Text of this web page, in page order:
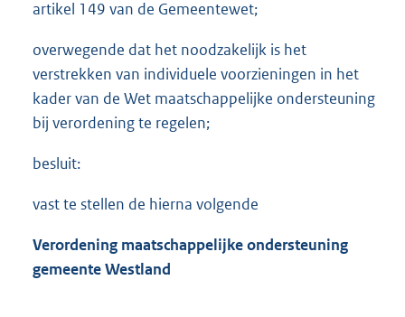
artikel 149 van de Gemeentewet;
overwegende dat het noodzakelijk is het
verstrekken van individuele voorzieningen in het
kader van de Wet maatschappelijke ondersteuning
bij verordening te regelen;
besluit:
vast te stellen de hierna volgende
Verordening maatschappelijke ondersteuning
gemeenteWestland